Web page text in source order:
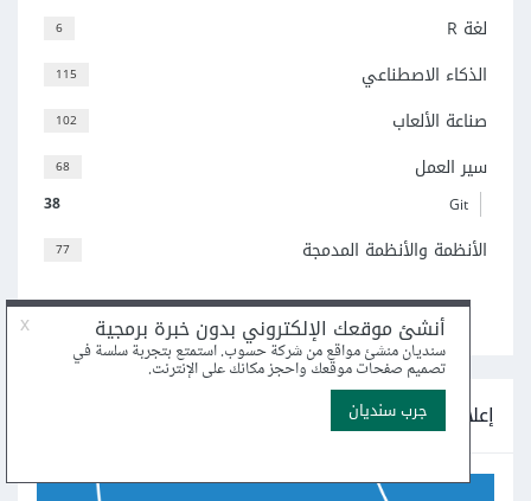
6 لغة R
115 الذكاء الاصطناعي
102 صناعة الألعاب
68 سير العمل
38 Git
77
الأنظمة والأنظمة المدمجة
اعرض جميع التصنيفات
إعلانات